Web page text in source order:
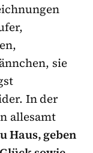
sie
In der
allesamt
Haus, geben